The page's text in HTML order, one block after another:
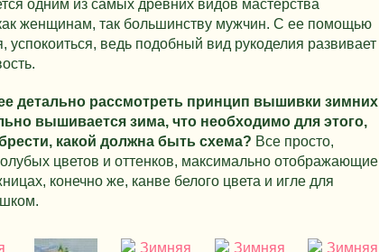
одним из самых древних видов мастерства
женщинам, так большинству мужчин. С ее помощью
успокоиться, ведь подобный вид рукоделия развивает
детально рассмотреть принцип вышивки зимних
вышивается зима, что необходимо для этого,
какой должна быть схема? Все просто,
цветов и оттенков, максимально отображающие
конечно же, канве белого цвета и игле для